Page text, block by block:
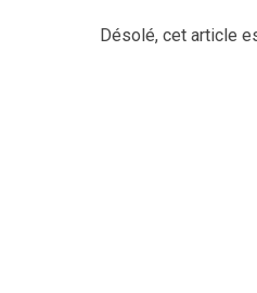
Désolé, cet article